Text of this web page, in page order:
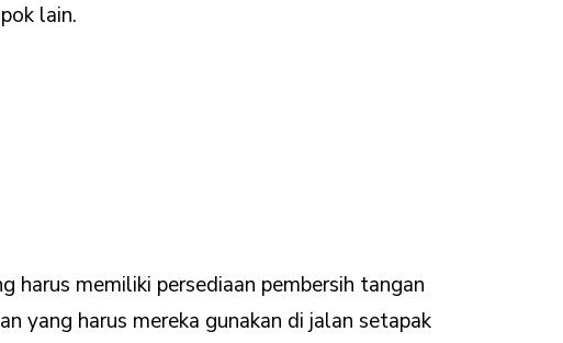
lain.
harus memiliki persediaan pembersih tangan
yang harus mereka gunakan di jalan setapak